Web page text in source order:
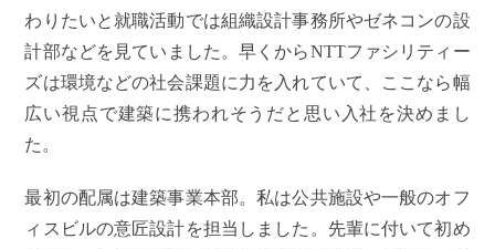
わりたいと就職活動では組織設計事務所やゼネコンの設
計部などを見ていました。早くからNTTファシリティー
ズは環境などの社会課題に力を入れていて、ここなら幅
広い視点で建築に携われそうだと思い入社を決めまし
た。
最初の配属は建築事業本部。私は公共施設や一般のオフ
ィスビルの意匠設計を担当しました。先輩に付いて初め